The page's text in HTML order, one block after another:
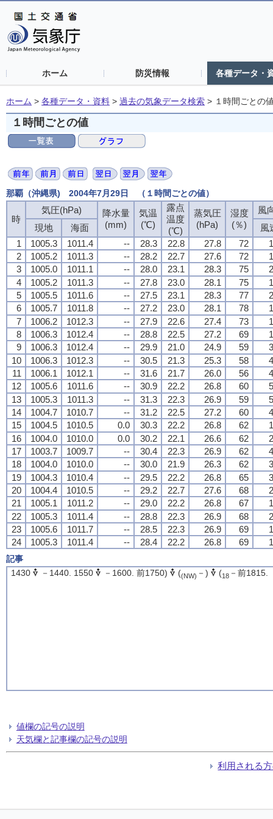
ホーム 防災情報 各種データ・
ホーム > 各種データ・資料 > 過去の気象データ検索 > １時間ごとの
１時間ごとの値
那覇（沖縄県) 2004年7月29日 （１時間ごとの値）
時
気圧(hPa)
降水量
(mm)
気温
(℃)
露点
温度
(℃)
蒸気圧
(hPa)
湿度
(％)
風
現地
海面
風
1
1005.3 1011.4 -- 28.3 22.8 27.8 72
2
1005.2 1011.3 -- 28.2 22.7 27.6 72
3
1005.0 1011.1 -- 28.0 23.1 28.3 75
4
1005.2 1011.3 -- 27.8 23.0 28.1 75
5
1005.5 1011.6 -- 27.5 23.1 28.3 77
6
1005.7 1011.8 -- 27.2 23.0 28.1 78
7
1006.2 1012.3 -- 27.9 22.6 27.4 73
8
1006.3 1012.4 -- 28.8 22.5 27.2 69
9
1006.3 1012.4 -- 29.9 21.0 24.9 59
10
1006.3 1012.3 -- 30.5 21.3 25.3 58
11
1006.1 1012.1 -- 31.6 21.7 26.0 56
12
1005.6 1011.6 -- 30.9 22.2 26.8 60
13
1005.3 1011.3 -- 31.3 22.3 26.9 59
14
1004.7 1010.7 -- 31.2 22.5 27.2 60
15
1004.5 1010.5 0.0 30.3 22.2 26.8 62
16
1004.0 1010.0 0.0 30.2 22.1 26.6 62
17
1003.7 1009.7 -- 30.4 22.3 26.9 62
18
1004.0 1010.0 -- 30.0 21.9 26.3 62
19
1004.3 1010.4 -- 29.5 22.2 26.8 65
20
1004.4 1010.5 -- 29.2 22.7 27.6 68
21
1005.1 1011.2 -- 29.0 22.2 26.8 67
22
1005.3 1011.4 -- 28.8 22.3 26.9 68
23
1005.6 1011.7 -- 28.5 22.3 26.9 69
24
1005.3 1011.4 -- 28.4 22.2 26.8 69
記事
1430
－1440. 1550 －1600. 前1750) ((NW) －) (18－前1815.
値欄の記号の説明
天気欄と記事欄の記号の説明
利用される